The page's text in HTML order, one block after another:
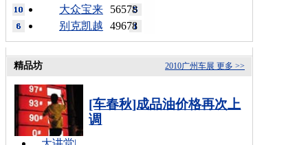
56578
大众宝来
49678
别克凯越
更多 >>
2010广州车展
精品坊
[车春秋]成品油价格再次上
调